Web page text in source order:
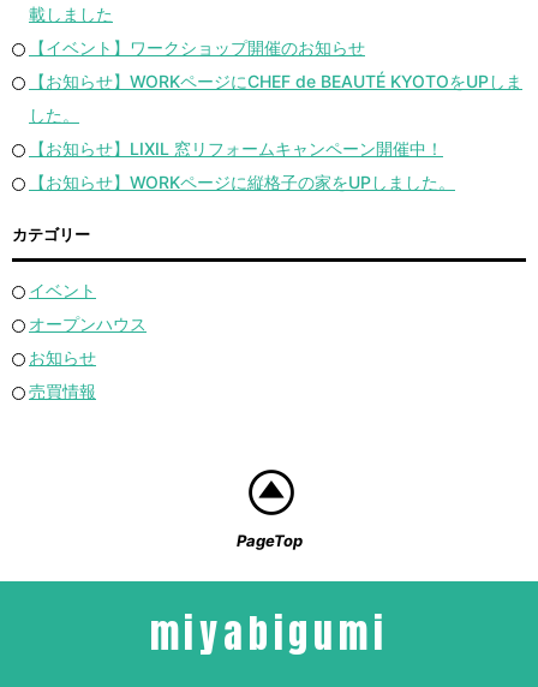
載しました
【イベント】ワークショップ開催のお知らせ
【お知らせ】WORKページにCHEF de BEAUTÉ KYOTOをUPしま
した。
【お知らせ】LIXIL 窓リフォームキャンペーン開催中！
【お知らせ】WORKページに縦格子の家をUPしました。
カテゴリー
イベント
オープンハウス
お知らせ
売買情報
PageTop
miyabigumi